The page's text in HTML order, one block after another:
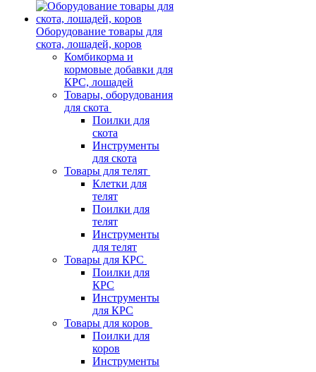
Оборудование товары для
скота, лошадей, коров
Комбикорма и
кормовые добавки для
КРС, лошадей
Товары, оборудования
для скота
Поилки для
скота
Инструменты
для скота
Товары для телят
Клетки для
телят
Поилки для
телят
Инструменты
для телят
Товары для КРС
Поилки для
КРС
Инструменты
для КРС
Товары для коров
Поилки для
коров
Инструменты